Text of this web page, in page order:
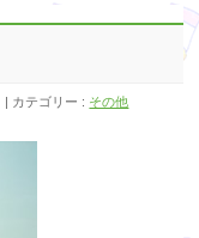
カテゴリー : その他